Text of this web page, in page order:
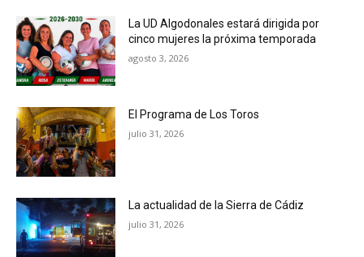
La UD Algodonales estará dirigida por
cinco mujeres la próxima temporada
agosto 3, 2026
El Programa de Los Toros
julio 31, 2026
La actualidad de la Sierra de Cádiz
julio 31, 2026